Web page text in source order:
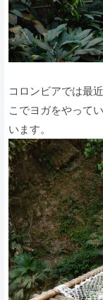
コロンビアでは最
こでヨガをやって
います。